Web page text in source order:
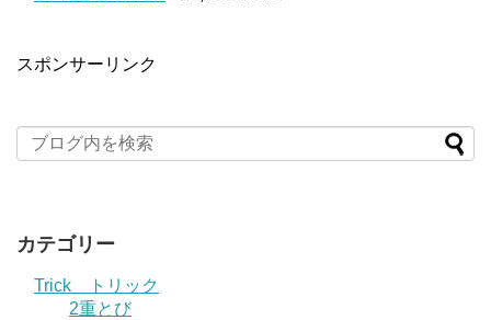
スポンサーリンク
カテゴリー
Trick トリック
2重とび